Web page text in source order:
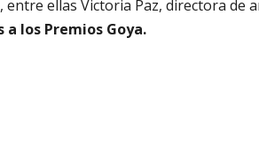
ellas Victoria Paz, directora de
los Premios Goya.